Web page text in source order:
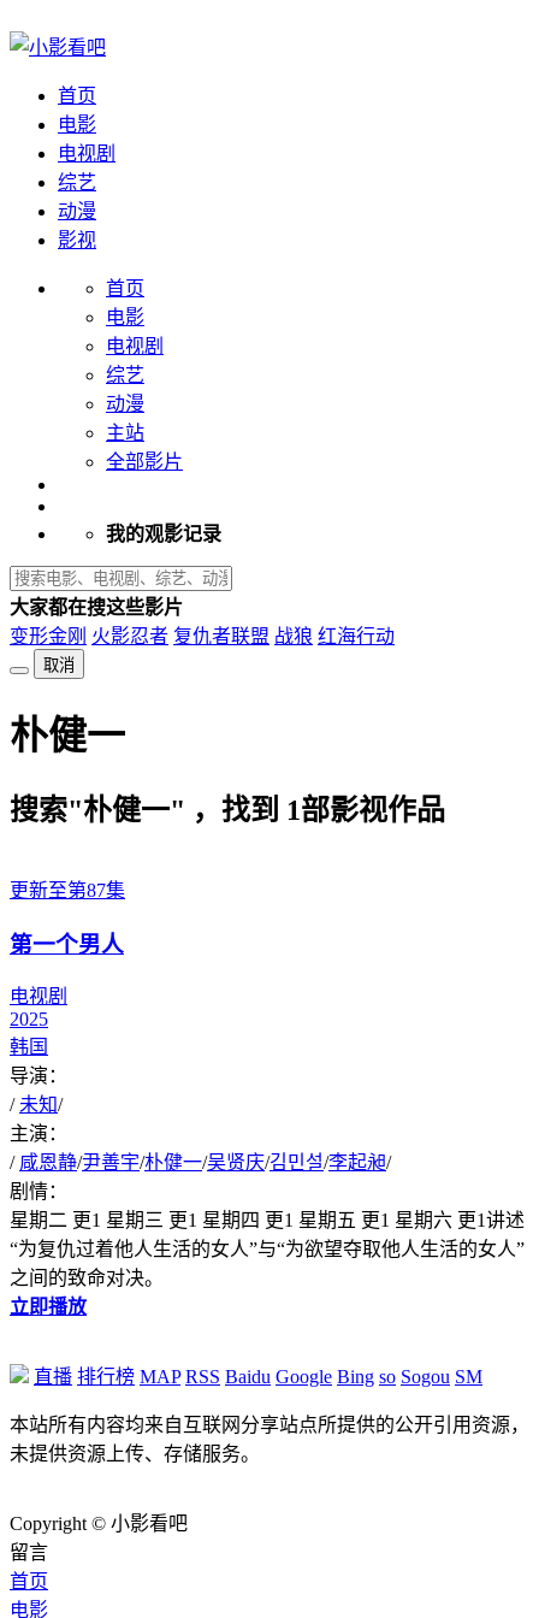
首页
电影
电视剧
综艺
动漫
影视
首页
电影
电视剧
综艺
动漫
主站
全部影片
我的观影记录
大家都在搜这些影片
变形金刚 火影忍者 复仇者联盟 战狼 红海行动
取消
朴健一
搜索"朴健一" ，找到 1部影视作品
更新至第87集
第一个男人
电视剧
2025
韩国
导演：
/ 未知/
主演：
/ 咸恩静/尹善宇/朴健一/吴贤庆/김민설/李起昶/
剧情：
星期二 更1 星期三 更1 星期四 更1 星期五 更1 星期六 更1讲述
“为复仇过着他人生活的女人”与“为欲望夺取他人生活的女人”
之间的致命对决。
立即播放
直播 排行榜 MAP RSS Baidu Google Bing so Sogou SM
本站所有内容均来自互联网分享站点所提供的公开引用资源，
未提供资源上传、存储服务。
Copyright © 小影看吧
留言
首页
电影